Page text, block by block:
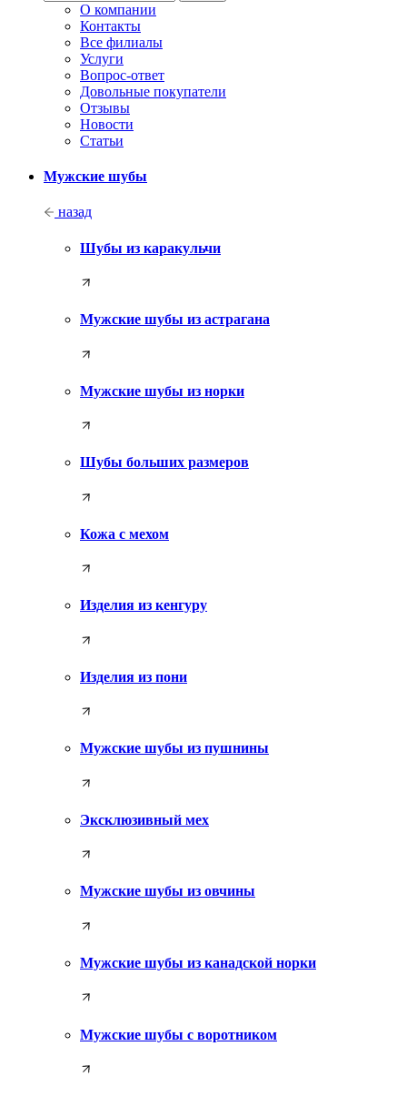
О компании
Контакты
Все филиалы
Услуги
Вопрос-ответ
Довольные покупатели
Отзывы
Новости
Статьи
Мужские шубы
назад
Шубы из каракульчи
Мужские шубы из астрагана
Мужские шубы из норки
Шубы больших размеров
Кожа с мехом
Изделия из кенгуру
Изделия из пони
Мужские шубы из пушнины
Эксклюзивный мех
Мужские шубы из овчины
Мужские шубы из канадской норки
Мужские шубы с воротником